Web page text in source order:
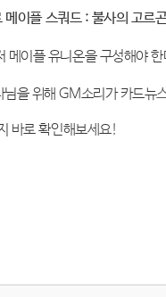
메이플 스쿼드 : 불사의 고르
메이플 유니온을 구성해야
님을 위해GM소리가 카드뉴
바로 확인해보세요!